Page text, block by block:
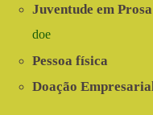
Juventude em Prosa
doe
Pessoa física
Doação